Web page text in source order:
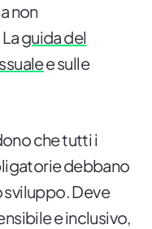
non
guida del
e sulle
che tutti i
debbano
sviluppo. Deve
e inclusivo,